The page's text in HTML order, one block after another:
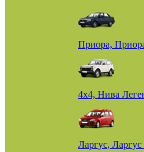
Приора,
4х4, Нива
Ларгус, Ларгус